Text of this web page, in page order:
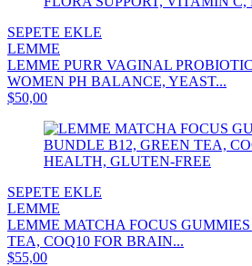
SEPETE EKLE
LEMME
LEMME PURR VAGINAL
WOMEN PH BALANCE, YEAST...
$50,00
SEPETE EKLE
LEMME
LEMME MATCHA FOCUS
TEA, COQ10 FOR BRAIN...
$55,00